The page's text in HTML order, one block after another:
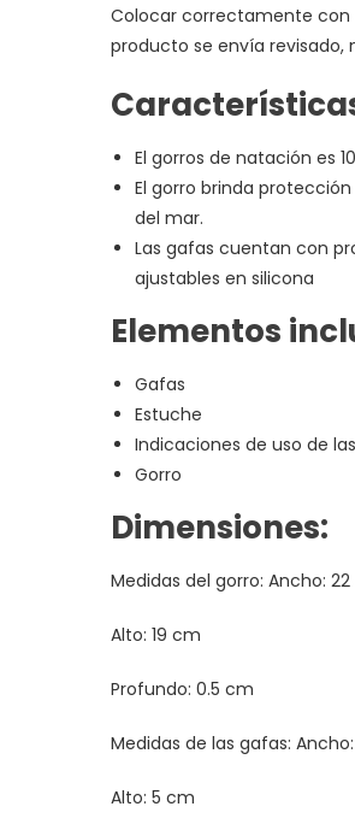
Colocar correctamente con
producto se envía revisado,
El gorros de natación es
El gorro brinda
del mar.
Las gafas cuentan con
ajustables en silicona
Elementos
Gafas
Estuche
Indicaciones de uso de
Gorro
Dimensiones:
Medidas del gorro: Ancho:
Alto: 19 cm
Profundo: 0.5 cm
Medidas de las gafas:
Alto: 5 cm